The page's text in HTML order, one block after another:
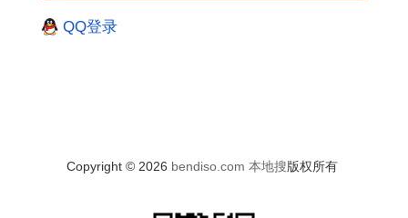
QQ登录
Copyright © 2026 bendiso.com 本地搜版权所有